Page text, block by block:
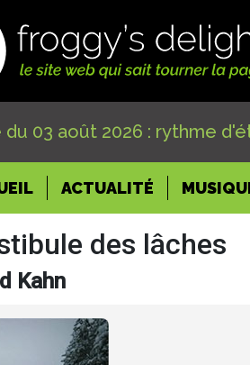
du 03 août 2026 : rythme
(CURRENT)
ACTUALITÉ
des lâches
Kahn